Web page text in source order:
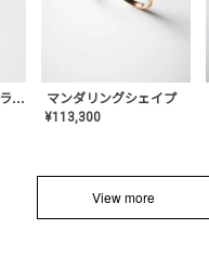
【限定デザイン】ミライ(mill-ai)リング マンダリングシェイプ
¥113,300
View more